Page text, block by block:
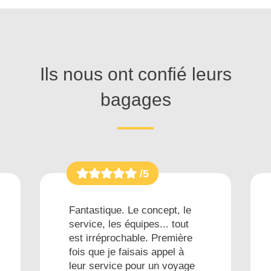
Ils nous ont confié leurs
bagages
/5
Fantastique. Le concept, le
service, les équipes... tout
est irréprochable. Première
fois que je faisais appel à
leur service pour un voyage